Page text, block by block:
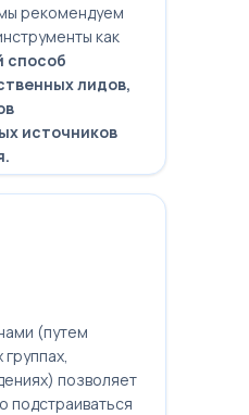
рекомендуем
как
способ
лидов,
источников
(путем
позволяет
подстраиваться